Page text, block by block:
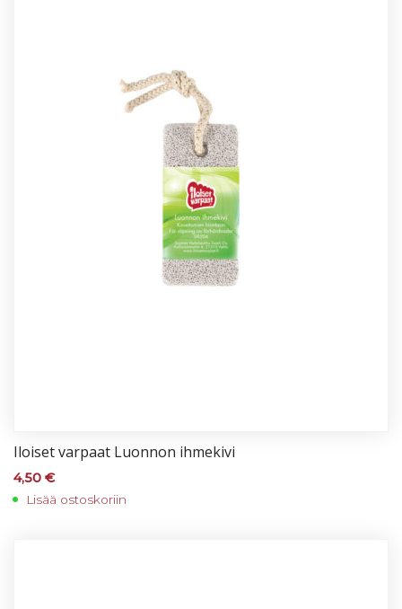
Iloi­set var­paat Luon­non ih­me­ki­vi
4,50 €
Lisää ostoskoriin